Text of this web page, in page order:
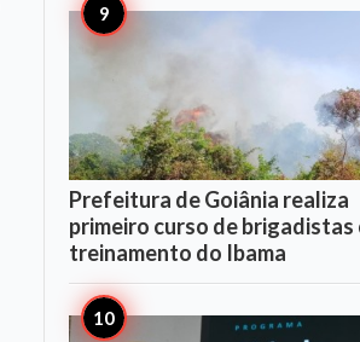
Prefeitura de Goiânia realiza
primeiro curso de brigadistas
treinamento do Ibama